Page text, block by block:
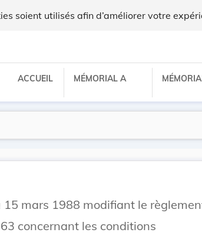
soient utilisés afin d’améliorer votre
ACCUEIL MÉMORIAL A
mars 1988 modifiant le
concernant les conditions